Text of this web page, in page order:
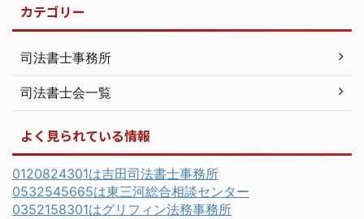
カテゴリー
司法書士事務所
司法書士会一覧
よく見られている情報
0120824301は吉田司法書士事務所
0532545665は東三河総合相談センター
0352158301はグリフィン法務事務所